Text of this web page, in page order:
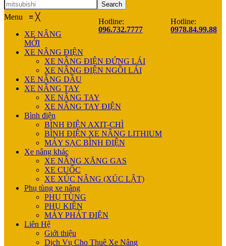
Search
Hotline:
096.732.7777
Hotline:
0978.84.99.88
Menu ≡ ╳
XE NÂNG
MỚI
XE NÂNG ĐIỆN
XE NÂNG ĐIỆN ĐỨNG LÁI
XE NÂNG ĐIỆN NGỒI LÁI
XE NÂNG DẦU
XE NÂNG TAY
XE NÂNG TAY
XE NÂNG TAY ĐIỆN
Bình điện
BÌNH ĐIỆN AXIT-CHÌ
BÌNH ĐIỆN XE NÂNG LITHIUM
MÁY SẠC BÌNH ĐIỆN
Xe nâng khác
XE NÂNG XĂNG GAS
XE CUỐC
XE XÚC NÂNG (XÚC LẬT)
Phụ tùng xe nâng
PHỤ TÙNG
PHỤ KIỆN
MÁY PHÁT ĐIỆN
Liên Hệ
Giới thiệu
Dịch Vụ Cho Thuê Xe Nâng